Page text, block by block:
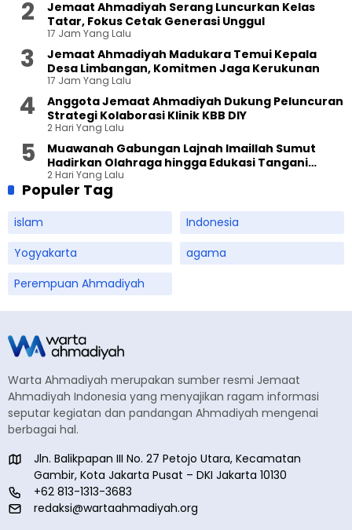
Jemaat Ahmadiyah Serang Luncurkan Kelas
Tatar, Fokus Cetak Generasi Unggul
17 Jam Yang Lalu
Jemaat Ahmadiyah Madukara Temui Kepala
Desa Limbangan, Komitmen Jaga Kerukunan
17 Jam Yang Lalu
Anggota Jemaat Ahmadiyah Dukung Peluncuran
Strategi Kolaborasi Klinik KBB DIY
2 Hari Yang Lalu
Muawanah Gabungan Lajnah Imaillah Sumut
Hadirkan Olahraga hingga Edukasi Tangani
Sampah
2 Hari Yang Lalu
Populer Tag
islam
Indonesia
Yogyakarta
agama
Perempuan Ahmadiyah
Warta Ahmadiyah merupakan sumber resmi Jemaat
Ahmadiyah Indonesia yang menyajikan ragam informasi
seputar kegiatan dan pandangan Ahmadiyah mengenai
berbagai hal.
Jln. Balikpapan III No. 27 Petojo Utara, Kecamatan
Gambir, Kota Jakarta Pusat – DKI Jakarta 10130
+62 813-1313-3683
redaksi@wartaahmadiyah.org